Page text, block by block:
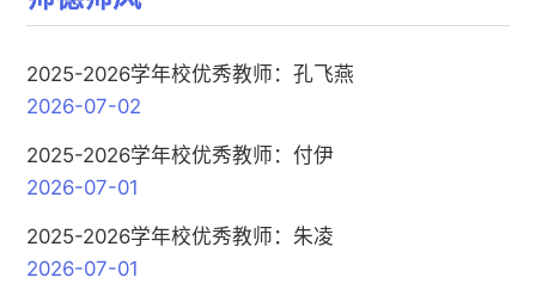
2025-2026学年校优秀教师：孔飞燕
2026-07-02
2025-2026学年校优秀教师：付伊
2026-07-01
2025-2026学年校优秀教师：朱凌
2026-07-01